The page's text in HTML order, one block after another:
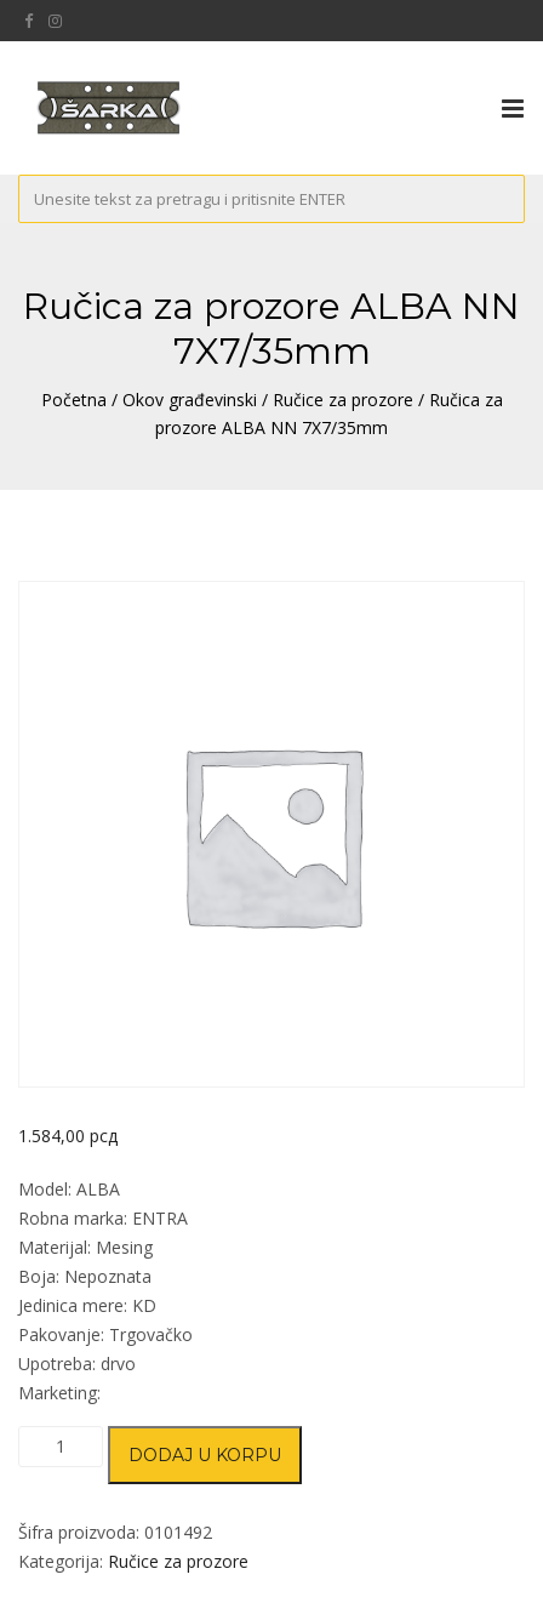
Ručica za prozore ALBA NN
7X7/35mm
Početna / Okov građevinski / Ručice za prozore / Ručica za
prozore ALBA NN 7X7/35mm
1.584,00 рсд
Model: ALBA
Robna marka: ENTRA
Materijal: Mesing
Boja: Nepoznata
Jedinica mere: KD
Pakovanje: Trgovačko
Upotreba: drvo
Marketing:
Ručica
ALBA
NN
DODAJ U KORPU
Šifra proizvoda: 0101492
Kategorija: Ručice za prozore